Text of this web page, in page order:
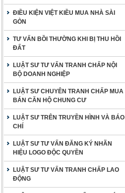
ĐIỀU KIỆN VIỆT KIỀU MUA NHÀ SÀI
GÒN
TƯ VẤN BỒI THƯỜNG KHI BỊ THU HỒI
ĐẤT
LUẬT SƯ TƯ VẤN TRANH CHẤP NỘI
BỘ DOANH NGHIỆP
LUẬT SƯ CHUYÊN TRANH CHẤP MUA
BÁN CĂN HỘ CHUNG CƯ
LUẬT SƯ TRÊN TRUYỀN HÌNH VÀ BÁO
CHÍ
LUẬT SƯ TƯ VẤN ĐĂNG KÝ NHÃN
HIỆU LOGO ĐỘC QUYỀN
LUẬT SƯ TƯ VẤN TRANH CHẤP LAO
ĐỘNG